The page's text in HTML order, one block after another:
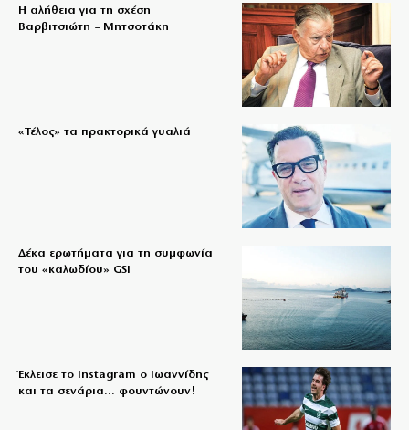
Η αλήθεια για τη σχέση
Βαρβιτσιώτη – Μητσοτάκη
«Τέλος» τα πρακτορικά γυαλιά
Δέκα ερωτήματα για τη συμφωνία
του «καλωδίου» GSI
Έκλεισε το Instagram ο Ιωαννίδης
και τα σενάρια… φουντώνουν!